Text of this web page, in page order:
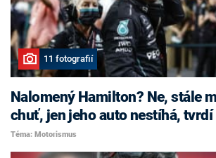
11 fotografií
Nalomený Hamilton? Ne, stále
chuť, jen jeho auto nestíhá, tvrdí
Téma: Motorismus